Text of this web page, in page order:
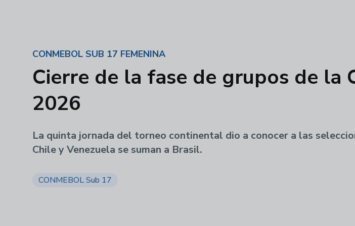
CONMEBOL SUB 17 FEMENINA
Cierre de la fase de grupos de la
2026
La quinta jornada del torneo continental dio a conocer a las
Chile y Venezuela se suman a Brasil.
CONMEBOL Sub 17